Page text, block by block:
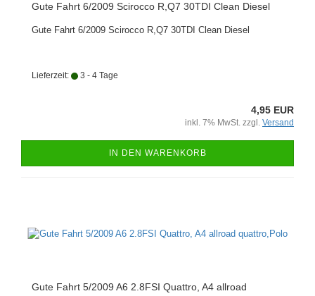
Gute Fahrt 6/2009 Scirocco R,Q7 30TDI Clean Diesel
Gute Fahrt 6/2009 Scirocco R,Q7 30TDI Clean Diesel
Lieferzeit: 3 - 4 Tage
4,95 EUR
inkl. 7% MwSt. zzgl. Versand
IN DEN WARENKORB
Gute Fahrt 5/2009 A6 2.8FSI Quattro, A4 allroad